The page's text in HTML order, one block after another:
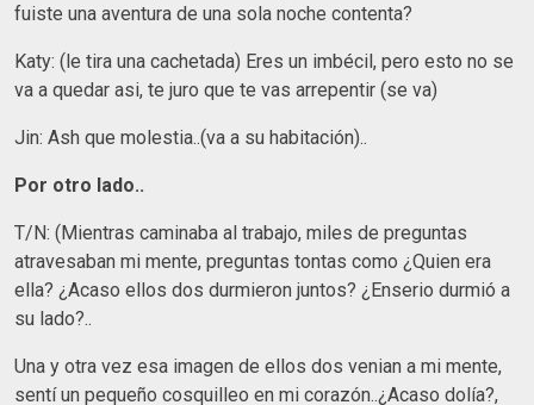
fuiste una aventura de una sola noche contenta?
Katy: (le tira una cachetada) Eres un imbécil, pero esto no se
va a quedar asi, te juro que te vas arrepentir (se va)
Jin: Ash que molestia..(va a su habitación)..
Por otro lado..
T/N: (Mientras caminaba al trabajo, miles de preguntas
atravesaban mi mente, preguntas tontas como ¿Quien era
ella? ¿Acaso ellos dos durmieron juntos? ¿Enserio durmió a
su lado?..
Una y otra vez esa imagen de ellos dos venian a mi mente,
sentí un pequeño cosquilleo en mi corazón..¿Acaso dolía?,